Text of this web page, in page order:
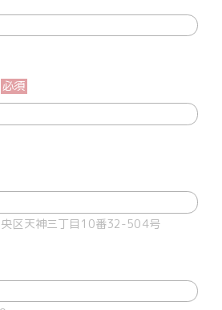
必須
央区天神三丁目10番32-504号